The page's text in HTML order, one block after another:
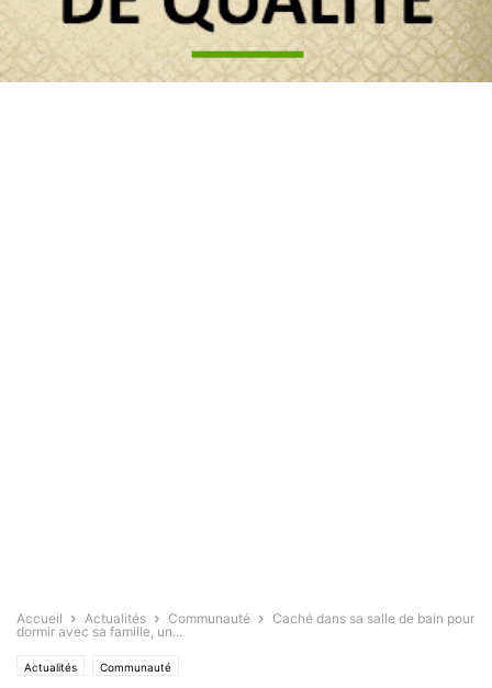
Accueil Actualités Communauté
Caché dans sa salle de bain pour
dormir avec sa famille, un...
Actualités Communauté